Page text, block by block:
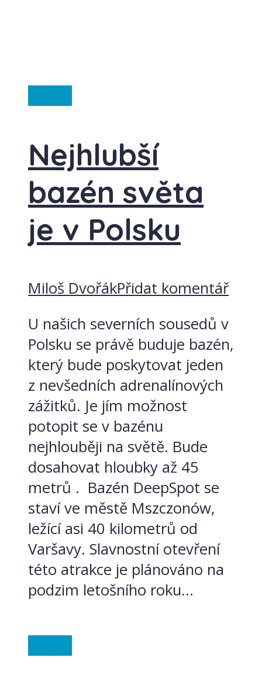
Nejhlubší
bazén světa
je v Polsku
Miloš DvořákPřidat komentář
U našich severních sousedů v
Polsku se právě buduje bazén,
který bude poskytovat jeden
z nevšedních adrenalínových
zážitků. Je jím možnost
potopit se v bazénu
nejhlouběji na světě. Bude
dosahovat hloubky až 45
metrů . Bazén DeepSpot se
staví ve městě Mszczonów,
ležící asi 40 kilometrů od
Varšavy. Slavnostní otevření
této atrakce je plánováno na
podzim letošního roku...